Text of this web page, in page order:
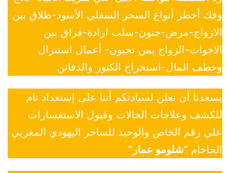
وفك أخطر أنواع السحر السفلي الأسود-طلاق بين
الازواج-مرض-جنون-سلب ارادة-فراق بين
الاخوات-الزواج بمن تحبون- أعمال استنزال
وخطف المال-استخراج الكنوز والدفائن
يسعدنا أن نعلن لسيادتكم أننا على إستعداد تام
للكشف وعلاجات الحالات وقبول الاستفسارات
علي رقم الخاص والوحيد للساحر اليهودي المغربي
الحاخام “شلومو عمار ”